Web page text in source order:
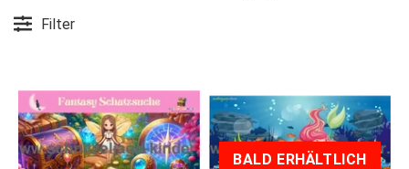
Filter
BALD ERHÄLTLICH